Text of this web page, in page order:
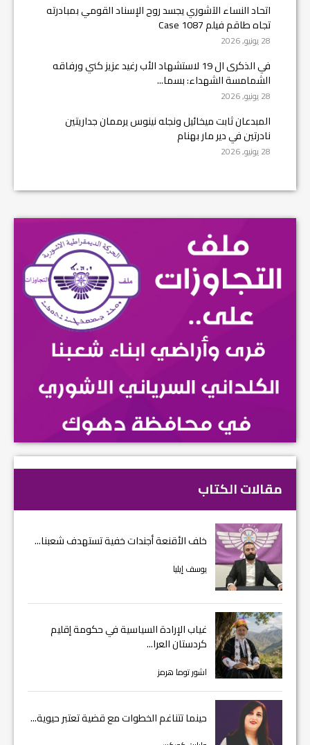
اتحاد النساء الآشوري يجسد روح الإسناد القومي بمبادرته
تجاه طاقم فيلم Case 1087
28 يونيو, 2026
في الذكرى ال 19 لاستشهاد الأب رغيد عزيز كني ورفاقه
الشمامسة الشهداء: بسما...
28 يونيو, 2026
المبدعان ثابت ميخائيل ونجله نينوس يرممان جداريتين
نادرتين في دير مار بهنام
28 يونيو, 2026
مقالات الكتاب
خلف الأقنعة أجندات خفية تستهدف شعبنا...
يوسف إيليا
غياب الإرادة السياسية في حكومة إقليم
كردستان العرا...
اشور توما هرمز
حينما تتناغم الخطوات مع قضية تعتبر حيوية...